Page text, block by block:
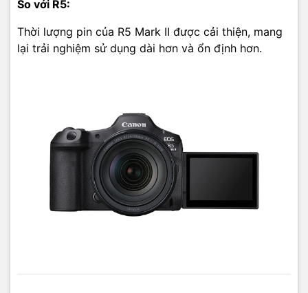
So với R5:
Thời lượng pin của R5 Mark II được cải thiện, mang
lại trải nghiệm sử dụng dài hơn và ổn định hơn.